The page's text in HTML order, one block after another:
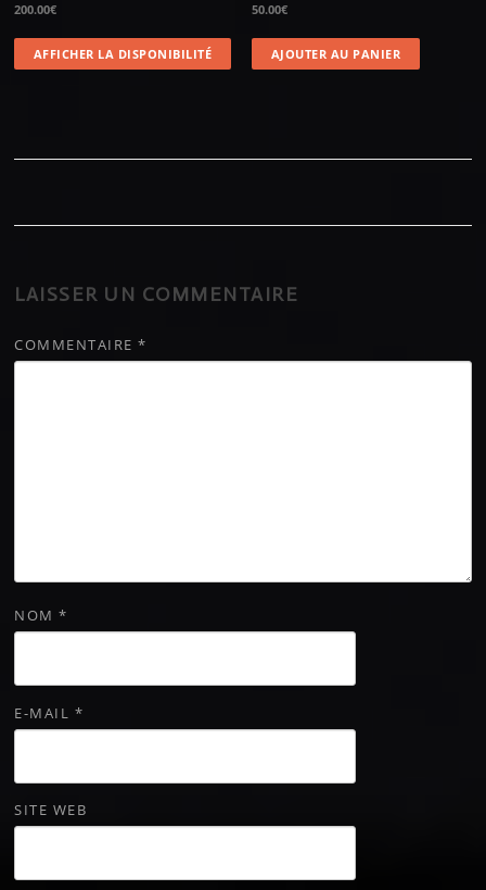
200.00€
AFFICHER LA DISPONIBILITÉ
50.00€
AJOUTER AU PANIER
LAISSER UN COMMENTAIRE
COMMENTAIRE*
NOM*
E-MAIL *
SITE WEB